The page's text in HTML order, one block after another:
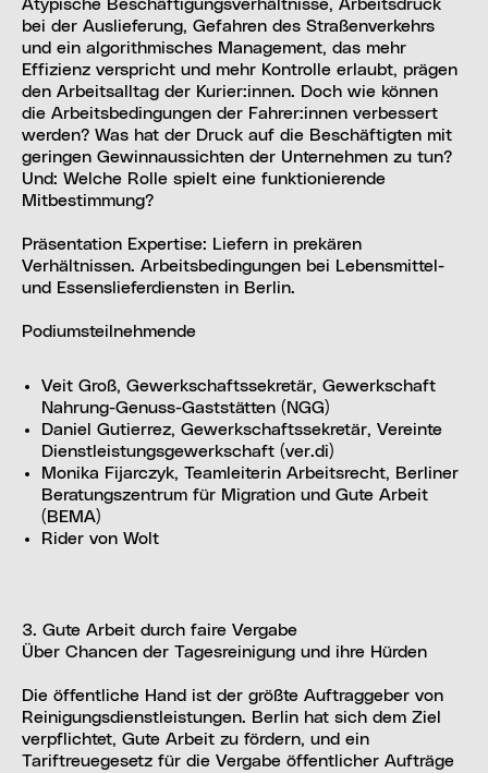
Atypische Beschäftigungsverhältnisse, Arbeitsdruck
bei der Auslieferung, Gefahren des Straßenverkehrs
und ein algorithmisches Management, das mehr
Effizienz verspricht und mehr Kontrolle erlaubt, prägen
den Arbeitsalltag der Kurier:innen. Doch wie können
die Arbeitsbedingungen der Fahrer:innen verbessert
werden? Was hat der Druck auf die Beschäftigten mit
geringen Gewinnaussichten der Unternehmen zu tun?
Und: Welche Rolle spielt eine funktionierende
Mitbestimmung?
Präsentation Expertise: Liefern in prekären
Verhältnissen. Arbeitsbedingungen bei Lebensmittel-
und Essenslieferdiensten in Berlin.
Podiumsteilnehmende
Veit Groß, Gewerkschaftssekretär, Gewerkschaft
Nahrung-Genuss-Gaststätten (NGG)
Daniel Gutierrez, Gewerkschaftssekretär, Vereinte
Dienstleistungsgewerkschaft (ver.di)
Monika Fijarczyk, Teamleiterin Arbeitsrecht, Berliner
Beratungszentrum für Migration und Gute Arbeit
(BEMA)
Rider von Wolt
3. Gute Arbeit durch faire Vergabe
Über Chancen der Tagesreinigung und ihre Hürden
Die öffentliche Hand ist der größte Auftraggeber von
Reinigungsdienstleistungen. Berlin hat sich dem Ziel
verpflichtet, Gute Arbeit zu fördern, und ein
Tariftreuegesetz für die Vergabe öffentlicher Aufträge